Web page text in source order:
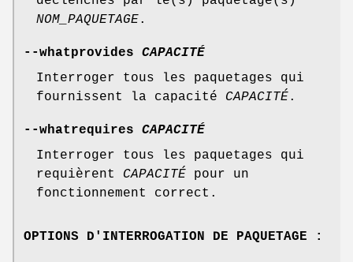
NOM_PAQUETAGE.
--whatprovides CAPACITÉ
Interroger tous les paquetages qui
fournissent la capacité CAPACITÉ.
--whatrequires CAPACITÉ
Interroger tous les paquetages qui
requièrent CAPACITÉ pour un
fonctionnement correct.
OPTIONS D'INTERROGATION DE PAQUETAGE :